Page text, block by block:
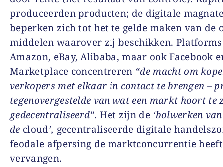
produceerden producten; de digitale
beperken zich tot het te gelde maken van de
middelen waarover zij beschikken.
Amazon, eBay, Alibaba, maar ook Facebook
Marketplace concentreren “de macht om
verkopers met elkaar in contact te brengen –
tegenovergestelde van wat een markt hoort te
gedecentraliseerd”. Het zijn de ‘bolwerken van
de cloud’, gecentraliseerde digitale
feodale afpersing de marktconcurrentie heeft
vervangen.